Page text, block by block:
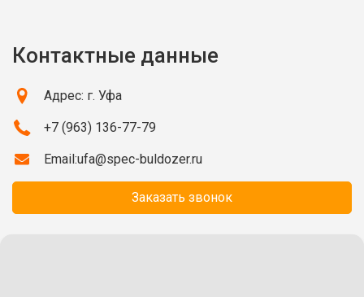
Контактные данные
Адрес: г. Уфа
+7 (963) 136-77-79
Email:ufa@spec-buldozer.ru
Заказать звонок